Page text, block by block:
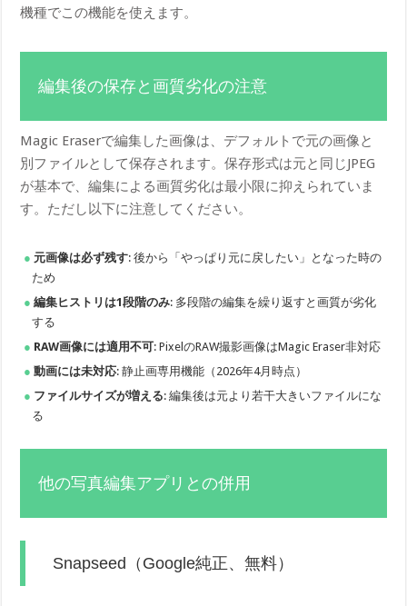
機種でこの機能を使えます。
編集後の保存と画質劣化の注意
Magic Eraserで編集した画像は、デフォルトで元の画像と
別ファイルとして保存されます。保存形式は元と同じJPEG
が基本で、編集による画質劣化は最小限に抑えられていま
す。ただし以下に注意してください。
元画像は必ず残す: 後から「やっぱり元に戻したい」となった時の
ため
編集ヒストリは1段階のみ: 多段階の編集を繰り返すと画質が劣化
する
RAW画像には適用不可: PixelのRAW撮影画像はMagic Eraser非対応
動画には未対応: 静止画専用機能（2026年4月時点）
ファイルサイズが増える: 編集後は元より若干大きいファイルにな
る
他の写真編集アプリとの併用
Snapseed（Google純正、無料）